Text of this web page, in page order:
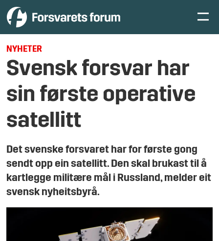
NYHETER
Svensk forsvar har
sin første operative
satellitt
Det svenske forsvaret har for første gong
sendt opp ein satellitt. Den skal brukast til å
kartlegge militære mål i Russland, melder eit
svensk nyheitsbyrå.